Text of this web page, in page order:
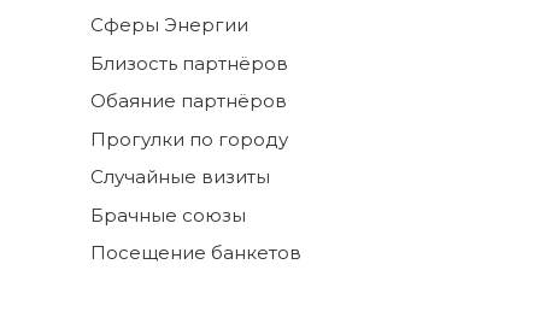
Сферы Энергии
Близость партнёров
Обаяние партнёров
Прогулки по городу
Случайные визиты
Брачные союзы
Посещение банкетов